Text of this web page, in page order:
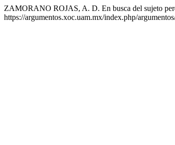
ZAMORANO ROJAS, A. D. En busca del sujeto
https://argumentos.xoc.uam.mx/index.php/